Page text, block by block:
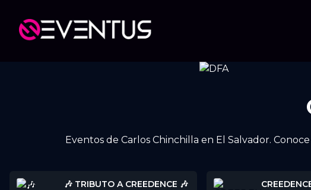
Eventos de Carlos Chinchilla en El Salvador.
🎶 TRIBUTO A CREEDENCE 🎶